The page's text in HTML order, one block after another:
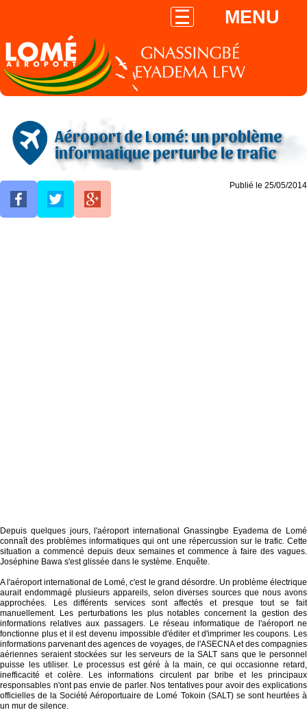
MENU
Aéroport de Lomé: un problème
informatique perturbe le trafic
Publié le 25/05/2014
Depuis quelques jours, l'aéroport international Gnassingbe Eyadema de Lomé
connaît des problèmes informatiques qui ont une répercussion sur le trafic. Cette
situation a commencé depuis deux semaines et commence à faire des vagues.
Joséphine Bawa s'est glissée dans le système. Enquête.
A l'aéroport international de Lomé, c'est le grand désordre. Un problème électrique
aurait endommagé plusieurs appareils, selon diverses sources que nous avons
approchées. Les différents services sont affectés et presque tout se fait
manuellement. Les perturbations les plus notables concernent la gestion des
informations relatives aux passagers. Le réseau informatique de l'aéroport ne
fonctionne plus et il est devenu impossible d'éditer et d'imprimer les coupons. Les
informations parvenant des agences de voyages, de l'ASECNA et des compagnies
aériennes seraient stockées sur les serveurs de la SALT sans que le personnel
puisse les utiliser. Le processus est géré à la main, ce qui occasionne retard,
inefficacité et colère. Les informations circulent par bribe et les principaux
responsables n'ont pas envie de parler. Nos tentatives pour avoir des explications
officielles de la Société Aéroportuaire de Lomé Tokoin (SALT) se sont heurtées à
un mur de silence.